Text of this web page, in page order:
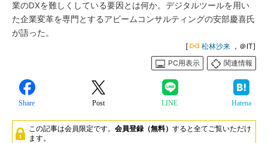
業のDXを難しくしている要因とは何か。デジタルツールを用い
た企業変革を専門とするアビームコンサルティングの安部慶喜氏
が語った。
[ 松林沙来 ，＠IT]
PC用表示
関連情報
Share Post LINE Hatena
この記事は会員限定です。 会員登録（無料） すると全てご覧いただけ
ます。